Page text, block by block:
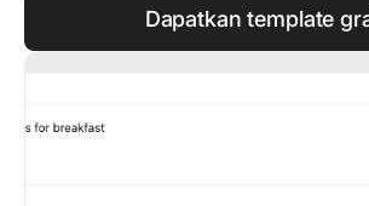
Dapatkan template